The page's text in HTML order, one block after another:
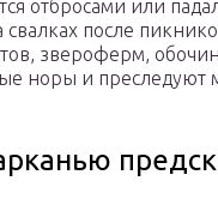
отбросами или
после
звероферм,
норы и преследуют